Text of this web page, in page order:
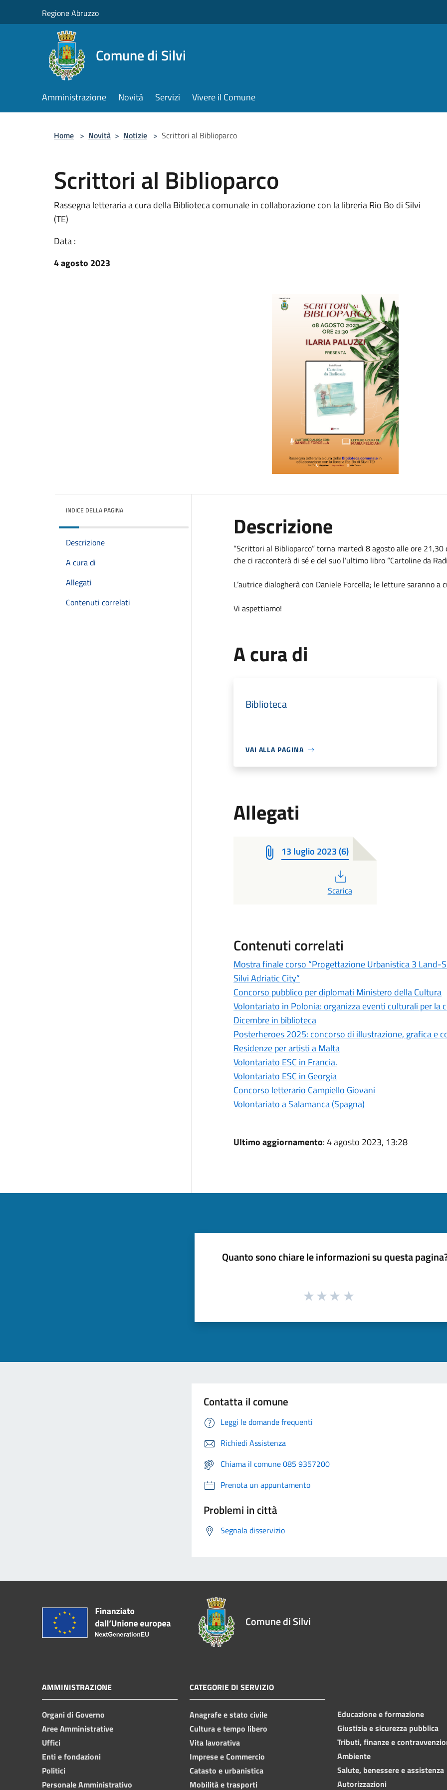
Regione Abruzzo
Comune di Silvi
Amministrazione Novità Servizi Vivere il Comune
Home > Novità > Notizie > Scrittori al Biblioparco
Scrittori al Biblioparco
Rassegna letteraria a cura della Biblioteca comunale in collaborazione con la libreria Rio Bo di Silvi
(TE)
Data :
4 agosto 2023
INDICE DELLA PAGINA
Descrizione
A cura di
Allegati
Contenuti correlati
Descrizione
“Scrittori al Biblioparco” torna martedì 8 agosto alle ore
che ci racconterà di sé e del suo l’ultimo libro “Cartoline da
L’autrice dialogherà con Daniele Forcella; le letture saranno a
Vi aspettiamo!
A cura di
Biblioteca
VAI ALLA PAGINA
Allegati
13 luglio 2023 (6)
Scarica
Contenuti correlati
Mostra finale corso “Progettazione Urbanistica 3 Land-
Silvi Adriatic City”
Concorso pubblico per diplomati Ministero della Cultura
Volontariato in Polonia: organizza eventi culturali per la
Dicembre in biblioteca
Posterheroes 2025: concorso di illustrazione, grafica e
Residenze per artisti a Malta
Volontariato ESC in Francia.
Volontariato ESC in Georgia
Concorso letterario Campiello Giovani
Volontariato a Salamanca (Spagna)
Ultimo aggiornamento: 4 agosto 2023, 13:28
Quanto sono chiare le informazioni su questa
Contatta il comune
Leggi le domande frequenti
Richiedi Assistenza
Chiama il comune 085 9357200
Prenota un appuntamento
Problemi in città
Segnala disservizio
Comune di Silvi
AMMINISTRAZIONE
Organi di Governo
Aree Amministrative
Uffici
Enti e fondazioni
Politici
Personale Amministrativo
CATEGORIE DI SERVIZIO
Anagrafe e stato civile
Cultura e tempo libero
Vita lavorativa
Imprese e Commercio
Catasto e urbanistica
Mobilità e trasporti
Educazione e formazione
Giustizia e sicurezza pubblica
Tributi, finanze e
Ambiente
Salute, benessere e assistenza
Autorizzazioni